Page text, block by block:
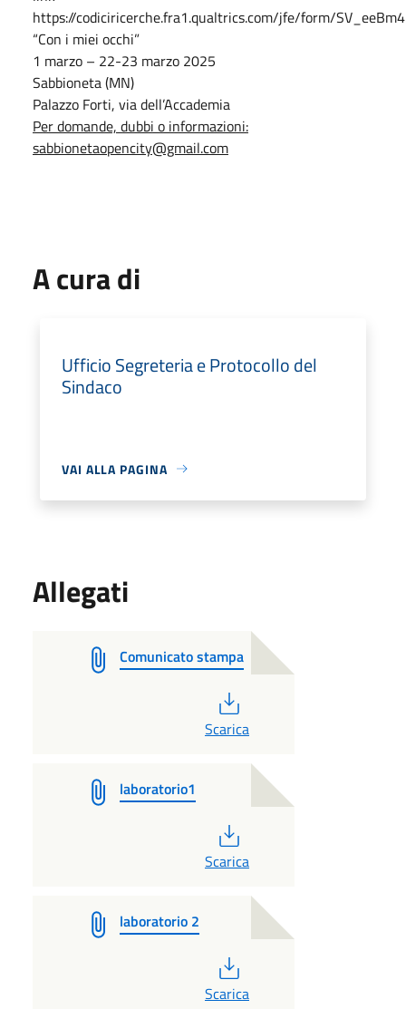
https://codiciricerche.fra1.qualtrics.com/jfe/form/
“Con i miei occhi”
1 marzo – 22-23 marzo 2025
Sabbioneta (MN)
Palazzo Forti, via dell’Accademia
Per domande, dubbi o informazioni:
sabbionetaopencity@gmail.com
A cura di
Ufficio Segreteria e Protocollo del
Sindaco
VAI ALLA PAGINA
Allegati
Comunicato stampa
Scarica
laboratorio1
Scarica
laboratorio 2
Scarica